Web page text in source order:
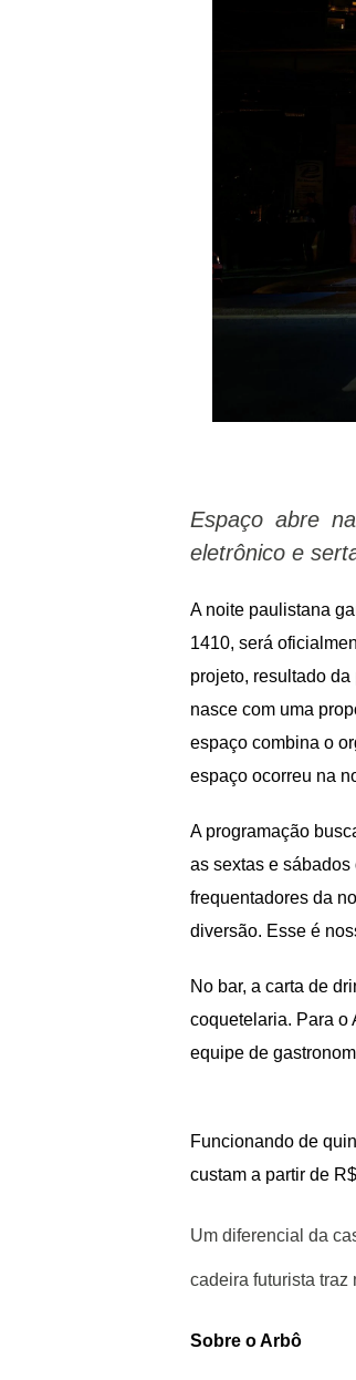
Espaço abre
eletrônico e
A noite paulistana
1410, será
projeto, resultado
nasce com uma
espaço combina o
espaço ocorreu na
A programação
as sextas e
frequentadores da
diversão. Esse é
No bar, a carta de
coquetelaria. Para o
equipe de
Funcionando de
custam a partir de
Um diferencial da
cadeira futurista traz
Sobre o Arbô